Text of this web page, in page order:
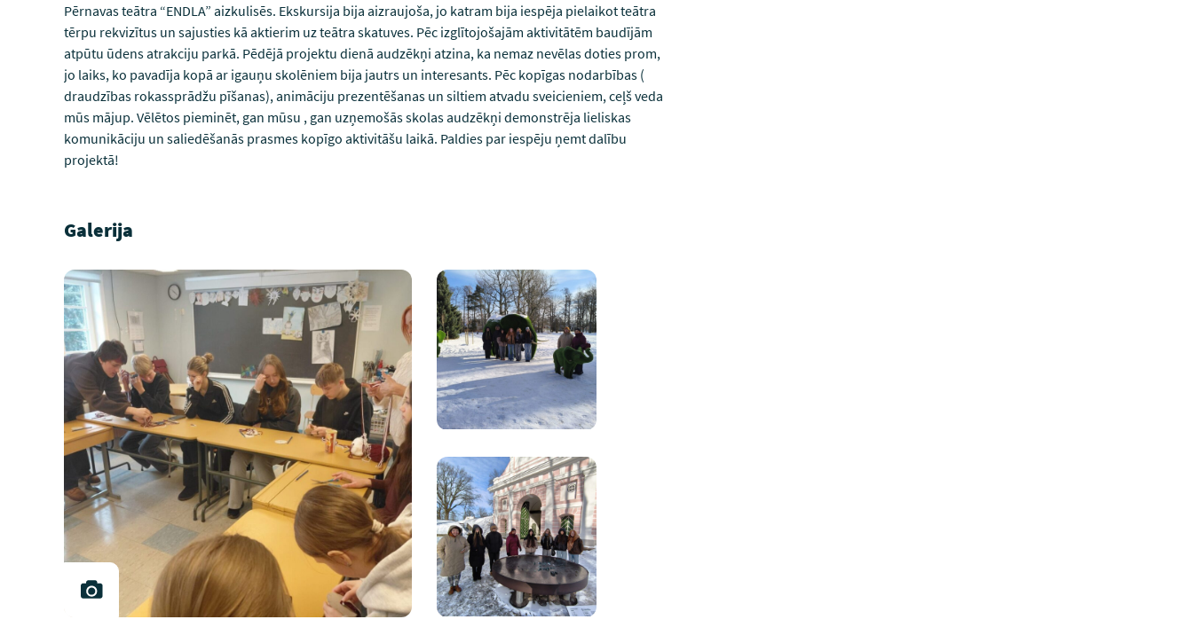
Pērnavas teātra “ENDLA” aizkulisēs. Ekskursija bija aizraujoša, jo katram bija iespēja pielaikot teātra
tērpu rekvizītus un sajusties kā aktierim uz teātra skatuves. Pēc izglītojošajām aktivitātēm baudījām
atpūtu ūdens atrakciju parkā. Pēdējā projektu dienā audzēkņi atzina, ka nemaz nevēlas doties prom,
jo laiks, ko pavadīja kopā ar igauņu skolēniem bija jautrs un interesants. Pēc kopīgas nodarbības (
draudzības rokassprādžu pīšanas), animāciju prezentēšanas un siltiem atvadu sveicieniem, ceļš veda
mūs mājup. Vēlētos pieminēt, gan mūsu , gan uzņemošās skolas audzēkņi demonstrēja lieliskas
komunikāciju un saliedēšanās prasmes kopīgo aktivitāšu laikā. Paldies par iespēju ņemt dalību
projektā!
Galerija